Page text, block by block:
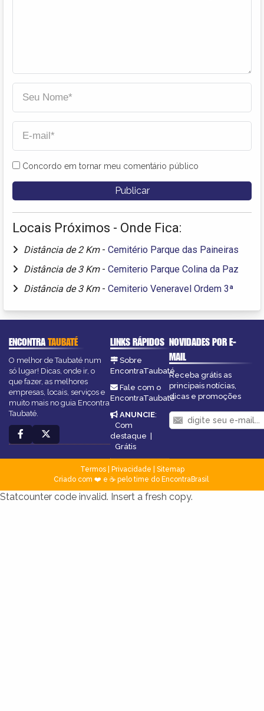
Concordo em tornar meu comentário público
Locais Próximos - Onde Fica:
Distância de 2 Km - Cemitério Parque das Paineiras
Distância de 3 Km - Cemiterio Parque Colina da Paz
Distância de 3 Km - Cemiterio Veneravel Ordem 3ª
ENCONTRATAUBATÉ
O melhor de Taubaté num
só lugar! Dicas, onde ir, o
que fazer, as melhores
empresas, locais, serviços e
muito mais no guia Encontra
Taubaté.
LINKS RÁPIDOS
Sobre
EncontraTaubaté
Fale com o
EncontraTaubaté
ANUNCIE:
Com
destaque |
Grátis
NOVIDADES POR E-
MAIL
Receba grátis as
principais notícias,
dicas e promoções
Termos| Privacidade
Sitemap
Criado com ❤️ e ☕ pelo time do EncontraBrasil
Statcounter code invalid. Insert a fresh copy.